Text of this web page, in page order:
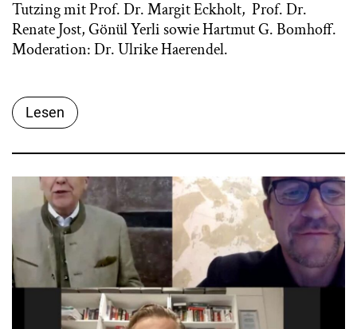
Tutzing mit Prof. Dr. Margit Eckholt, Prof. Dr.
Renate Jost, Gönül Yerli sowie Hartmut G. Bomhoff.
Moderation: Dr. Ulrike Haerendel.
Lesen